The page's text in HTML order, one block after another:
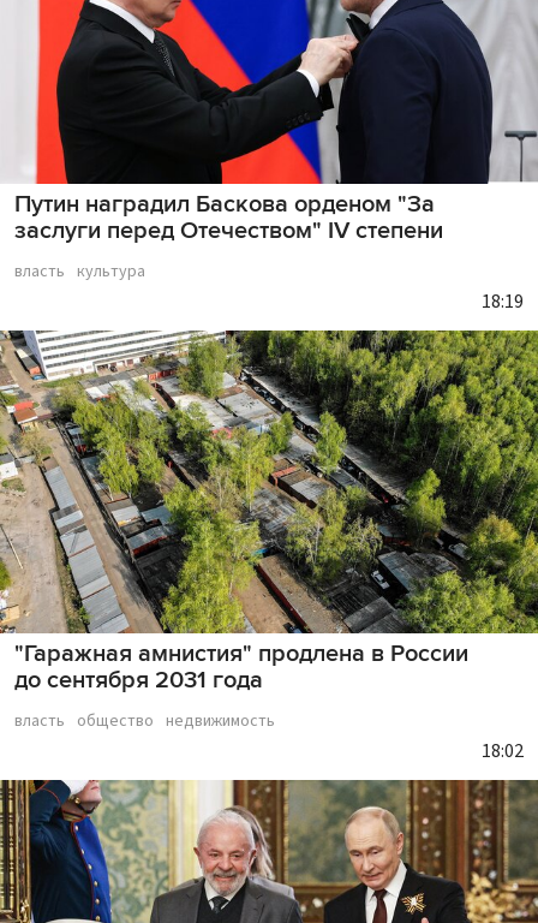
Путин наградил Баскова орденом "За
заслуги перед Отечеством" IV степени
власть культура
"Гаражная амнистия" продлена в России
до сентября 2031 года
18:19
власть общество недвижимость
18:02